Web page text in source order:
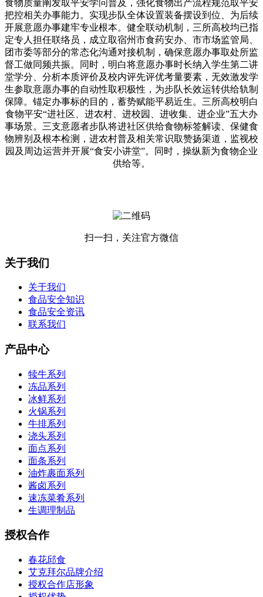
食物质量阐发取平安学问普及，强化食物出产流程规范取平安
把控相关办事能力。实现步队全体设置装备摆设到位、为后续
开展意愿办事建牢专业根本。健全联动机制，三所高校均已指
定专人担任联络员，成立取宿州市食药安办、市市场监管局、
团市委等部分的常态化沟通对接机制，确保意愿办事取处所监
督工做同频共振。同时，明白将意愿办事时长纳入学生第二讲
堂学分、分析本质评价及校内评先评优考量要素，无效激发学
生参取意愿办事的自动性取积极性，为步队长效运转供给轨制
保障。锚定办事标的目的，蓄势赋能平易近生。三所高校明白
食物平安“进社区、进农村、进校园、进收集、进企业”五大办
事场景。三支意愿者步队将进社区供给食物标签解读、保健食
物辨别及根本检测，进农村普及相关常识取赞扬渠道，监视校
园及周边运营并开展“食安小讲堂”。同时，操纵新为食物企业
供给等。
扫一扫，关注官方微信
关于我们
关于我们
食品安全知识
食品安全资讯
联系我们
产品中心
犊牛系列
冻品系列
冰鲜系列
火锅系列
牛排系列
浇头系列
面点系列
面条系列
油炸裹面系列
酱卤系列
速冻菜肴系列
生调理制品
授权合作
春花邱食
艾克拜尔品牌介绍
授权合作店形象